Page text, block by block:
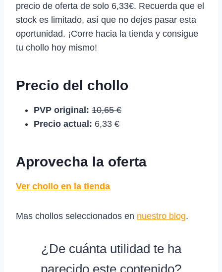
precio de oferta de solo 6,33€. Recuerda que el
stock es limitado, así que no dejes pasar esta
oportunidad. ¡Corre hacia la tienda y consigue
tu chollo hoy mismo!
Precio del chollo
PVP original: 10,65 €
Precio actual: 6,33 €
Aprovecha la oferta
Ver chollo en la tienda
Mas chollos seleccionados en nuestro blog.
¿De cuánta utilidad te ha
parecido este contenido?